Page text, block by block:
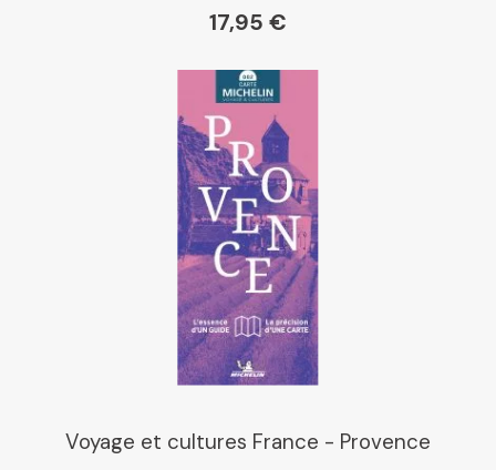
17,95 €
Voyage et cultures France - Provence